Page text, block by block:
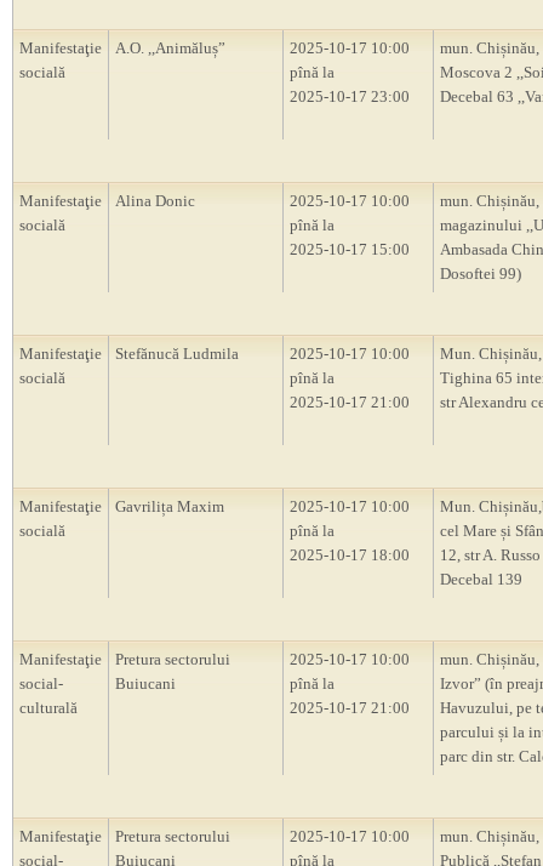
Manifestaţie
socială
A.O. ,,Animăluș”
2025-10-17 10:00
pînă la
2025-10-17 23:00
mun. Chișinău,
Moscova 2
Decebal 63
Manifestaţie
socială
Alina Donic
2025-10-17 10:00
pînă la
2025-10-17 15:00
mun. Chișinău,
magazinului
Ambasada
Dosoftei 99)
Manifestaţie
socială
Stefănucă Ludmila
2025-10-17 10:00
pînă la
2025-10-17 21:00
Mun. Chișinău,
Tighina 65
str Alexandru
Manifestaţie
socială
Gavrilița Maxim
2025-10-17 10:00
pînă la
2025-10-17 18:00
Mun.
cel Mare și
12, str A.
Decebal 139
Manifestaţie
social-
culturală
Pretura sectorului
Buiucani
2025-10-17 10:00
pînă la
2025-10-17 21:00
mun. Chișinău,
Izvor” (în
Havuzului, pe
parcului și la
parc din str.
Manifestaţie
social-
Pretura sectorului
Buiucani
2025-10-17 10:00
pînă la
mun. Chișinău,
Publică